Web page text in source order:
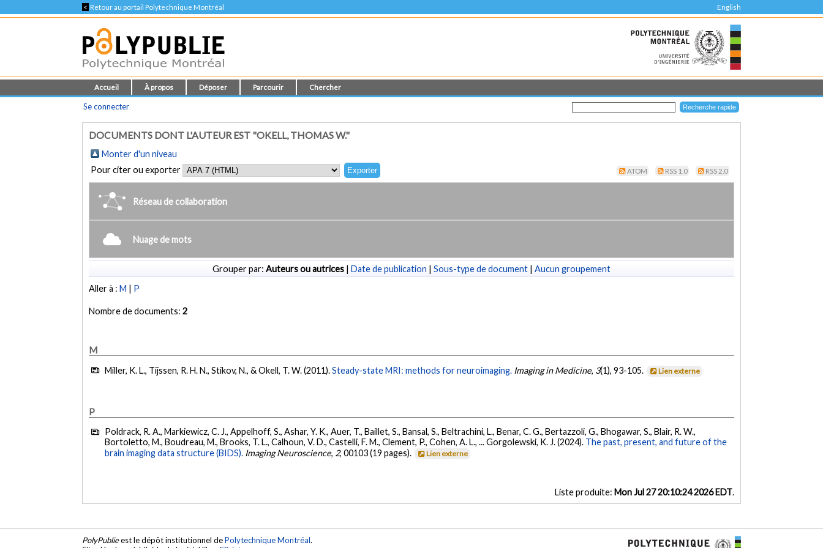
< Retour au portail Polytechnique Montréal English
Accueil À propos Déposer Parcourir Chercher
Se connecter
DOCUMENTS DONT L'AUTEUR EST "OKELL, THOMAS W."
Monter d'un niveau
Pour citer ou exporter
ATOM RSS 1.0 RSS 2.0
Réseau de collaboration
Nuage de mots
Grouper par: Auteurs ou autrices | Date de publication | Sous-type de document | Aucun groupement
Aller à :M | P
Nombre de documents:2
M
Miller, K. L., Tijssen, R. H. N., Stikov, N., & Okell, T. W. (2011).Steady-state MRI: methods for neuroimaging. Imaging in Medicine, 3(1), 93-105. Lien externe
P
Poldrack, R. A., Markiewicz, C. J., Appelhoff, S., Ashar, Y. K., Auer, T., Baillet, S., Bansal, S., Beltrachini, L., Benar, C. G., Bertazzoli, G., Bhogawar, S., Blair, R. W.,
Bortoletto, M., Boudreau, M., Brooks, T. L., Calhoun, V. D., Castelli, F. M., Clement, P., Cohen, A. L., ... Gorgolewski, K. J. (2024). The past, present, and future of the
brain imaging data structure (BIDS). Imaging Neuroscience, 2, 00103 (19 pages). Lien externe
Liste produite: Mon Jul 27 20:10:24 2026 EDT.
PolyPublieest le dépôt institutionnel dePolytechnique Montréal.